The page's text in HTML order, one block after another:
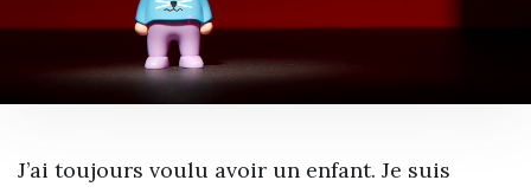
J’ai toujours voulu avoir un enfant. Je suis